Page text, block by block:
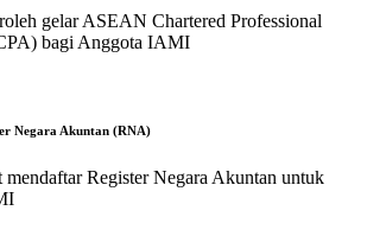
gelar ASEAN Chartered Professional
bagi Anggota IAMI
Negara Akuntan (RNA)
mendaftar Register Negara Akuntan untuk